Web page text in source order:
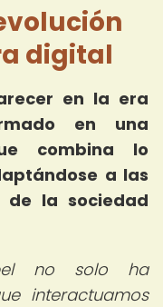
digital
en la era
en una
combina lo
a las
de la sociedad
no solo ha
interactuamos